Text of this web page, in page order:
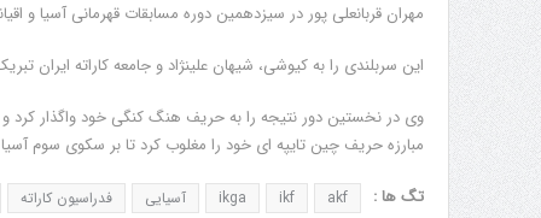
مهران قربانعلی پور در سیزدهمین دوره مسابقات قهرمانی آسیا و
این سربلندی را به کیوشی، شیهان علینژاد و جامعه کاراته ایران
وی در نخستین دور نتیجه را به حریف هنگ کنگی خود واگذار
مبارزه حریف چین تایپه ای خود را مغلوب کرد تا بر سکوی سوم آسیا
تگ ها : akf
ikf
ikga آسیایی فدراسیون کاراته